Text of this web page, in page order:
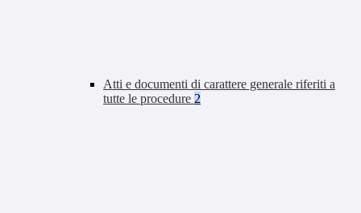
Atti e documenti di carattere generale riferiti a
tutte le procedure 2